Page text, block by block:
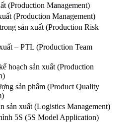
(Production Management)
(Production Management)
sản xuất (Production Risk
– PTL (Production Team
hoạch sản xuất (Production
sản phẩm (Product Quality
sản xuất (Logistics Management)
5S (5S Model Application)